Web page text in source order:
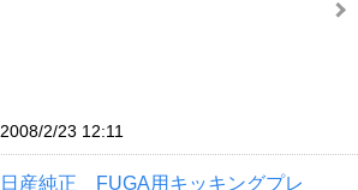
2008/2/23 12:11
日産純正 FUGA用キッキングプレ